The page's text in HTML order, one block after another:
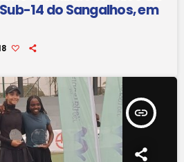
14 do Sangalhos, em
insert_link